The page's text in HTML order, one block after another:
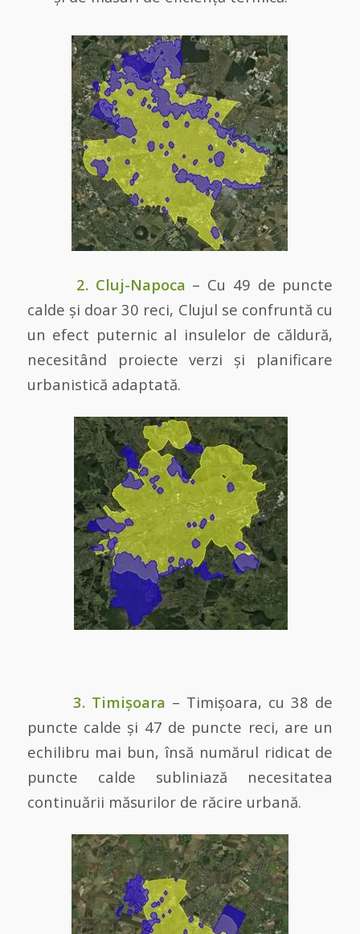
2. Cluj-Napoca – Cu 49 de puncte
calde și doar 30 reci, Clujul se confruntă cu
un efect puternic al insulelor de căldură,
necesitând proiecte verzi și planificare
urbanistică adaptată.
3. Timișoara – Timișoara, cu 38 de
puncte calde și 47 de puncte reci, are un
echilibru mai bun, însă numărul ridicat de
puncte calde subliniază necesitatea
continuării măsurilor de răcire urbană.